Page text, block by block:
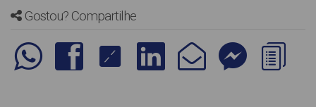
Gostou? Compartilhe